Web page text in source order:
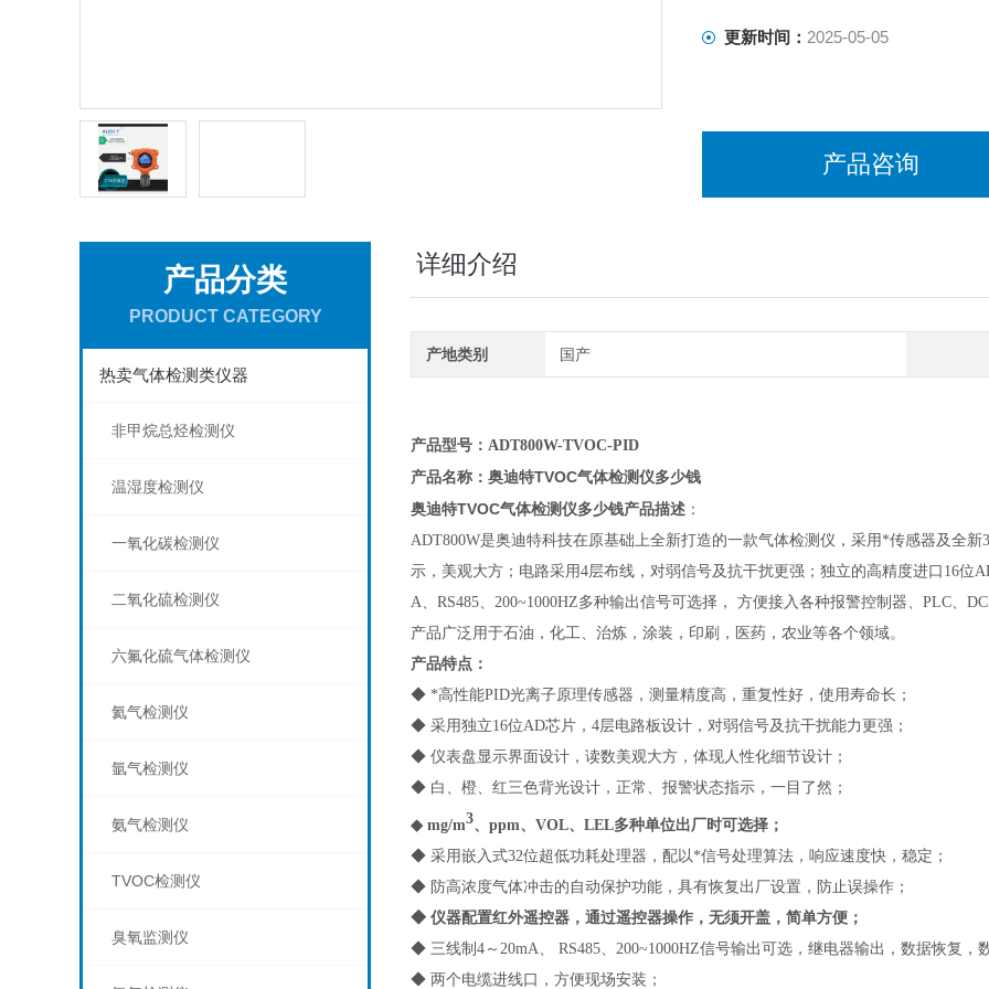
更新时间： 2025-05-05
产品咨询
产品分类
PRODUCT CATEGORY
热卖气体检测类仪器
非甲烷总烃检测仪
温湿度检测仪
一氧化碳检测仪
二氧化硫检测仪
六氟化硫气体检测仪
氦气检测仪
氩气检测仪
氨气检测仪
TVOC检测仪
臭氧监测仪
详细介绍
产地类别 国产
产品型号：ADT800W-TVOC-PID
产品名称： 奥迪特TVOC气体检测仪多少钱
奥迪特TVOC气体检测仪多少钱产品描述 ：
ADT800W是奥迪特科技在原基础上全新打造的一款气体检测仪，采用*传感器及全
示，美观大方；电路采用4层布线，对弱信号及抗干扰更强；独立的高精度进口16位
A、RS485、200~1000HZ多种输出信号可选择， 方便接入各种报警控制器、PLC、
产品广泛用于石油，化工、治炼，涂装，印刷，医药，农业等各个领域。
产品特点：
◆ *高性能PID光离子原理传感器，测量精度高，重复性好，使用寿命长；
◆ 采用独立16位AD芯片，4层电路板设计，对弱信号及抗干扰能力更强；
◆ 仪表盘显示界面设计，读数美观大方，体现人性化细节设计；
◆ 白、橙、红三色背光设计，正常、报警状态指示，一目了然；
◆ mg/m3、ppm、VOL、LEL多种单位出厂时可选择；
◆ 采用嵌入式32位超低功耗处理器，配以*信号处理算法，响应速度快，稳定；
◆ 防高浓度气体冲击的自动保护功能，具有恢复出厂设置，防止误操作；
◆ 仪器配置红外遥控器，通过遥控器操作，无须开盖，简单方便；
◆ 三线制4～20mA、 RS485、200~1000HZ信号输出可选，继电器输出，数据恢复，
◆ 两个电缆进线口，方便现场安装；